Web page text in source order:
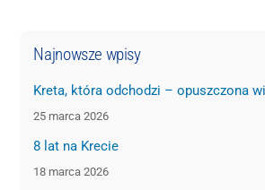
Najnowsze wpisy
Kreta, która odchodzi – opuszczona
25 marca 2026
8 lat na Krecie
18 marca 2026